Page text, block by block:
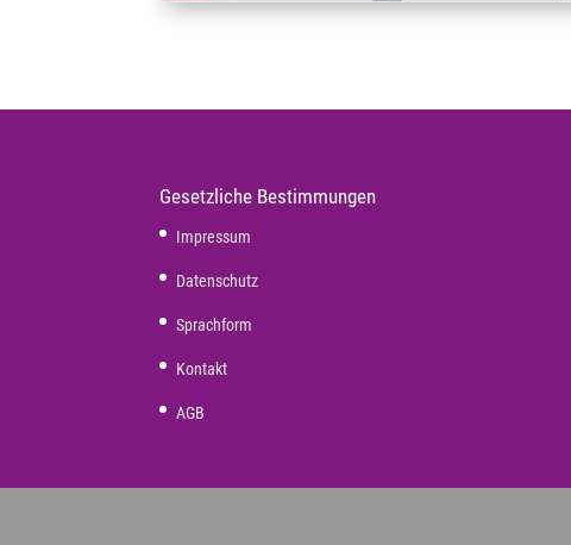
Gesetzliche Bestimmungen
Impressum
Datenschutz
Sprachform
Kontakt
AGB